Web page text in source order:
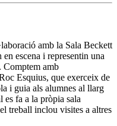
amb la Sala Beckett
escena i representin una
Comptem amb
Esquius, que exerceix de
i guia als alumnes al llarg
es fa a la pròpia sala
treball inclou visites a altres